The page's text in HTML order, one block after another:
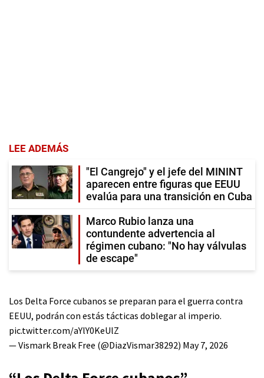
LEE ADEMÁS
"El Cangrejo" y el jefe del MININT
aparecen entre figuras que EEUU
evalúa para una transición en Cuba
Marco Rubio lanza una
contundente advertencia al
régimen cubano: "No hay válvulas
de escape"
Los Delta Force cubanos se preparan para el guerra contra
EEUU, podrán con estás tácticas doblegar al imperio.
pic.twitter.com/aYlY0KeUlZ
— Vismark Break Free (@DiazVismar38292) May 7, 2026